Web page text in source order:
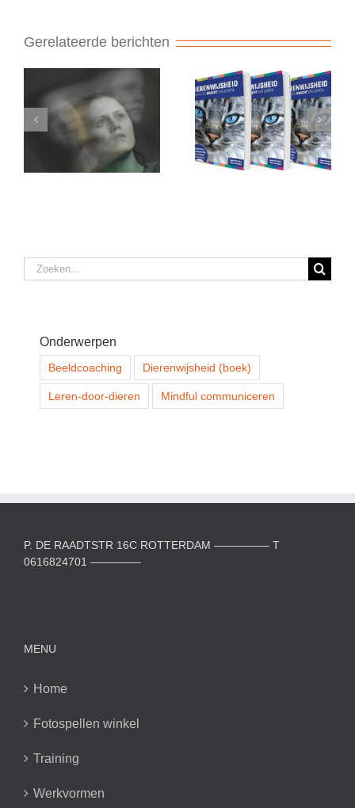
Gerelateerde berichten
Zoeken
naar:
Onderwerpen
Beeldcoaching Dierenwijsheid (boek)
Leren-door-dieren Mindful communiceren
P. DE RAADTSTR 16C ROTTERDAM ————— T
0616824701 ————–
MENU
Home
Fotospellen winkel
Training
Werkvormen